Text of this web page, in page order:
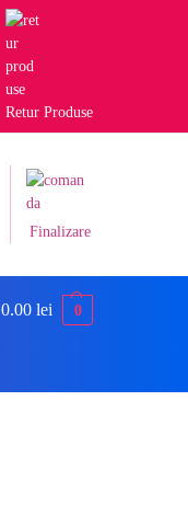
Retur Produse
Finalizare
0.00 lei 0